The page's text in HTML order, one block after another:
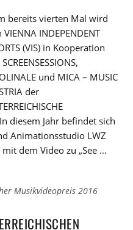
bereits vierten Mal wird
VIENNA INDEPENDENT
(VIS) in Kooperation
und MICA – MUSIC
der
diesem Jahr befindet sich
Animationsstudio LWZ
mit dem Video zu „See …
Musikvideopreis 2016